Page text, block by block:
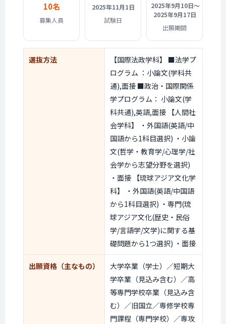
10名
募集人員
2025年11月1日
試験日
2025年9月10日〜
2025年9月17日
出願期間
選抜方法
【国際法政学科】 ■法学プ
ログラム ：小論文(学科共
通),面接 ■政治・国際関係
学プログラム： 小論文(学
科共通),英語,面接 【人間社
会学科】 ・外国語(英語/中
国語から1科目選択) ・小論
文(哲学・教育学/心理学/社
会学から志望分野を選択)
・面接 【琉球アジア文化学
科】 ・外国語(英語/中国語
から1科目選択) ・専門(琉
球アジア文化(歴史・民俗
学/言語学/文学)に関する基
礎問題から1つ選択) ・面接
出願資格 （主なもの）
大学卒業（学士）／短期大
学卒業（見込み含む）／高
等専門学校卒業（見込み含
む）／旧国立／専修学校専
門課程（専門学校）／専攻